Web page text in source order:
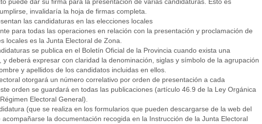
invalidaría la hoja de firmas completa.
las candidaturas en las elecciones locales
para todas las operaciones en relación con la presentación y proclamación de
locales es la Junta Electoral de Zona.
se publica en el Boletín Oficial de la Provincia cuando exista una
y deberá expresar con claridad la denominación, siglas y símbolo de la agrupación
y apellidos de los candidatos incluidas en ellos.
otorgará un número correlativo por orden de presentación a cada
orden se guardará en todas las publicaciones (artículo 46.9 de la Ley Orgánica
Electoral General).
(que se realiza en los formularios que pueden descargarse de la web del
la documentación recogida en la Instrucción de la Junta Electoral